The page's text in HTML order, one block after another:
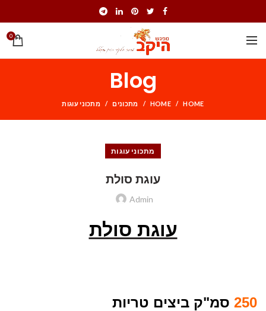
0
Blog
HOME
HOME מתכונים מתכוני עוגות
מתכוני עוגות
עוגת סולת
Admin
עוגת סולת
250 סמ"ק ביצים טריות